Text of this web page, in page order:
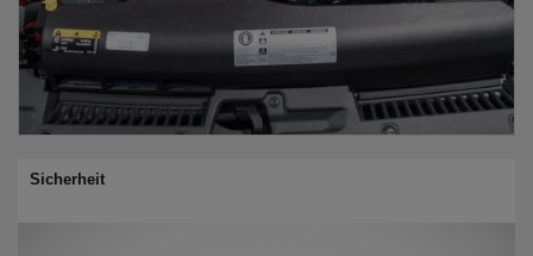
Sicherheit